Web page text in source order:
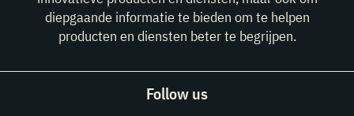
diepgaande informatie te bieden om te helpen
producten en diensten beter te begrijpen.
Follow us